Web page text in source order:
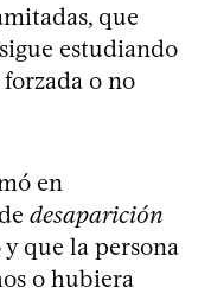
que
estudiando
o no
en
desaparición
que la persona
o hubiera